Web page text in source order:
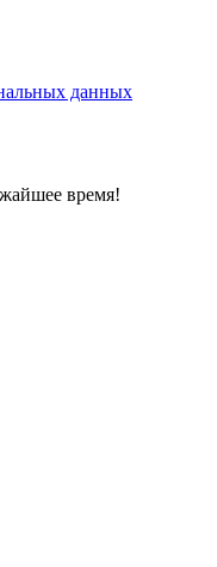
данных
время!